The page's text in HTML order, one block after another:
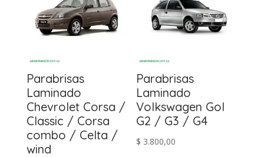
Parabrisas
Laminado
Chevrolet Corsa /
Classic / Corsa
combo / Celta /
wind
Parabrisas
Laminado
Volkswagen Gol
G2 / G3 / G4
$ 3.800,00